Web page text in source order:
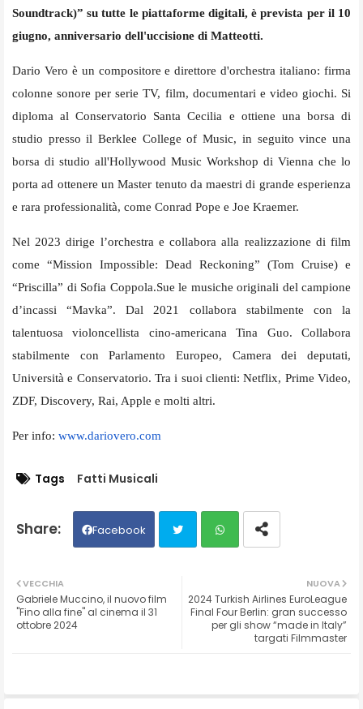
Soundtrack)” su tutte le piattaforme digitali, è prevista per il 10
giugno, anniversario dell'uccisione di Matteotti.
Dario Vero è un compositore e direttore d'orchestra italiano: firma
colonne sonore per serie TV, film, documentari e video giochi. Si
diploma al Conservatorio Santa Cecilia e ottiene una borsa di
studio presso il Berklee College of Music, in seguito vince una
borsa di studio all'Hollywood Music Workshop di Vienna che lo
porta ad ottenere un Master tenuto da maestri di grande esperienza
e rara professionalità, come Conrad Pope e Joe Kraemer.
Nel 2023 dirige l’orchestra e collabora alla realizzazione di film
come “Mission Impossible: Dead Reckoning” (Tom Cruise) e
“Priscilla” di Sofia Coppola.Sue le musiche originali del campione
d’incassi “Mavka”. Dal 2021 collabora stabilmente con la
talentuosa violoncellista cino-americana Tina Guo. Collabora
stabilmente con Parlamento Europeo, Camera dei deputati,
Università e Conservatorio. Tra i suoi clienti: Netflix, Prime Video,
ZDF, Discovery, Rai, Apple e molti altri.
Per info: www.dariovero.com
Tags Fatti Musicali
Facebook
ats
NUOVA
2024 Turkish Airlines EuroLeague
Final Four Berlin: gran successo
per gli show “made in Italy”
targati Filmmaster
VECCHIA
Gabriele Muccino, il nuovo film
"Fino alla fine" al cinema il 31
ottobre 2024